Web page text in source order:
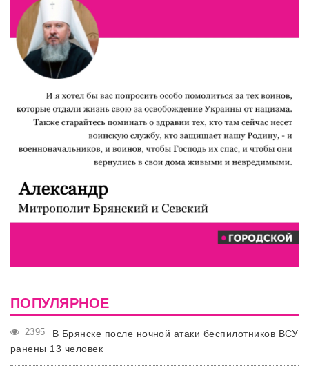
ПОПУЛЯРНОЕ
2395
В Брянске после ночной атаки беспилотников ВСУ
ранены 13 человек